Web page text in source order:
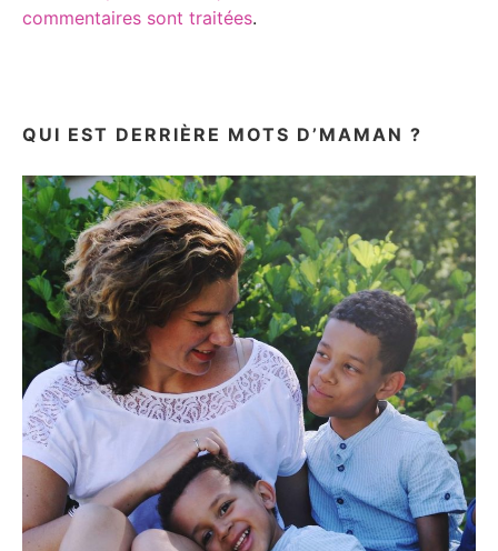
commentaires sont traitées.
QUI EST DERRIÈRE MOTS D’MAMAN ?